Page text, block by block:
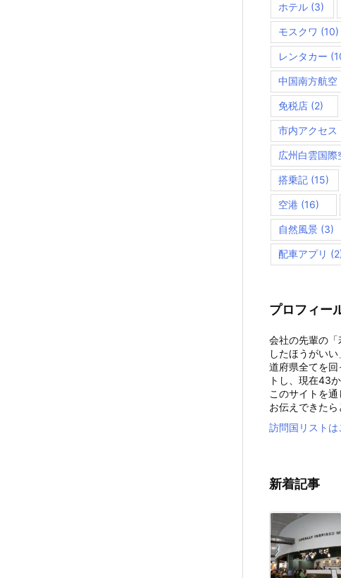
ホテル (3)
モスクワ (10)
レンタカー
中国南方航空
免税店 (2)
市内アクセス
広州白雲国際
搭乗記 (15)
空港 (16)
自然風景 (3)
配車アプリ
プロフィー
会社の先輩の
したほうがい
道府県全てを
トし、現在43
このサイトを
お伝えできたら
訪問国リストは
新着記事